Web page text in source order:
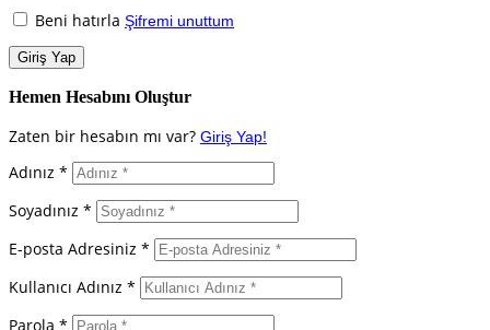
Beni hatırla Şifremi unuttum
Hemen Hesabını Oluştur
Zaten bir hesabın mı var? Giriş Yap!
Adınız *
Soyadınız *
E-posta Adresiniz *
Kullanıcı Adınız *
Parola *